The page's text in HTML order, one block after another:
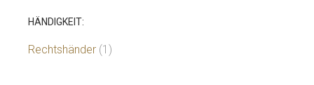
HÄNDIGKEIT:
Rechtshänder (1)